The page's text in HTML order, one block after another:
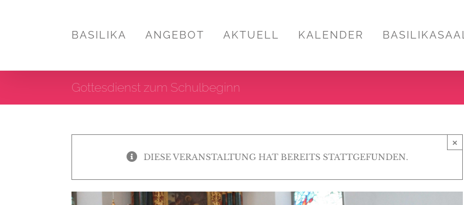
BASILIKA ANGEBOT AKTUELL KALENDER BASILIKASAAL
Gottesdienst zum Schulbeginn
×
DIESE VERANSTALTUNG HAT BEREITS STATTGEFUNDEN.